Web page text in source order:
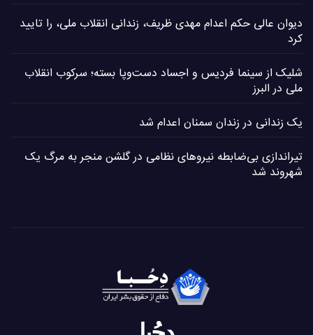
دیوان عالی حکم اعدام مهدی ظریف، زندانی انقلاب ملی، را تایید
کرد
شلیک از سینما فردیس و اجساد دست‌وپا بسته؛ سرکوب انقلاب
ملی در البرز
یک زندانی در زندان سمنان اعدام شد
تیراندازی بی‌ضابطه نیروهای نظامی در گلشن منجر به مرگ یک
شهروند شد